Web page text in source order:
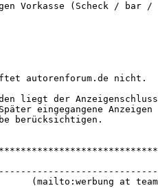
Vorkasse (Scheck / bar /
autorenforum.de nicht.
liegt der
eingegangene
berücksichtigen.
(mailto:werbung at